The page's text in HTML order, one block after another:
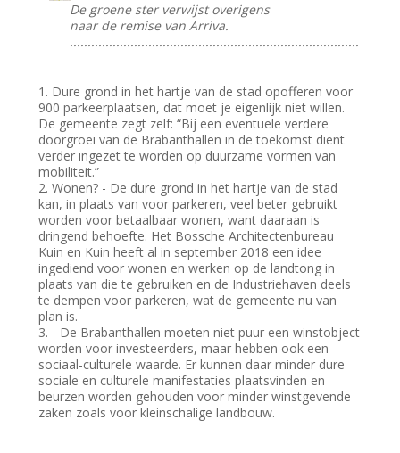
De groene ster verwijst overigens
naar de remise van Arriva.
.................................................................................
1. Dure grond in het hartje van de stad opofferen voor
900 parkeerplaatsen, dat moet je eigenlijk niet willen.
De gemeente zegt zelf: “Bij een eventuele verdere
doorgroei van de Brabanthallen in de toekomst dient
verder ingezet te worden op duurzame vormen van
mobiliteit.”
2. Wonen? - De dure grond in het hartje van de stad
kan, in plaats van voor parkeren, veel beter gebruikt
worden voor betaalbaar wonen, want daaraan is
dringend behoefte. Het Bossche Architectenbureau
Kuin en Kuin heeft al in september 2018 een idee
ingediend voor wonen en werken op de landtong in
plaats van die te gebruiken en de Industriehaven deels
te dempen voor parkeren, wat de gemeente nu van
plan is.
3. - De Brabanthallen moeten niet puur een winstobject
worden voor investeerders, maar hebben ook een
sociaal-culturele waarde. Er kunnen daar minder dure
sociale en culturele manifestaties plaatsvinden en
beurzen worden gehouden voor minder winstgevende
zaken zoals voor kleinschalige landbouw.